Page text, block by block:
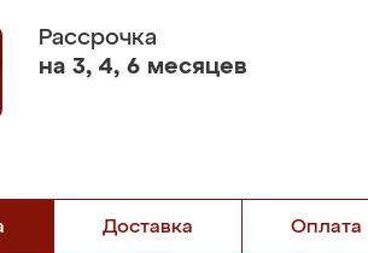
Рассрочка
на 3, 4, 6 месяцев
Доставка Оплата